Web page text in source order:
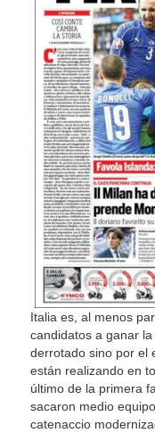
Italia es, al menos
candidatos a ganar
derrotado sino por el
están realizando en
último de la primera
sacaron medio
catenaccio